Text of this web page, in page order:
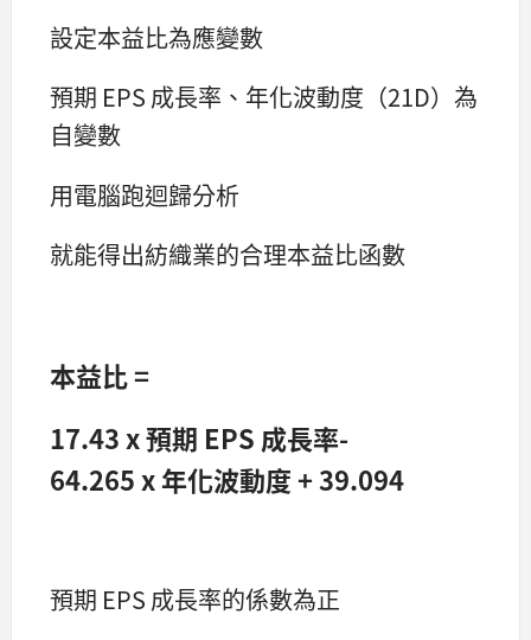
設定本益比為應變數
預期 EPS 成長率、年化波動度（21D）為
自變數
用電腦跑迴歸分析
就能得出紡織業的合理本益比函數
本益比 =
17.43 x 預期 EPS 成長率-
64.265 x 年化波動度 + 39.094
預期 EPS 成長率的係數為正